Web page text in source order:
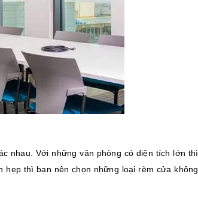
nhau. Với những văn phòng có diện tích lớn thì
thì bạn nên chọn những loại rèm cửa không